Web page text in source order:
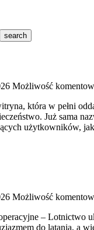
Możliwość
która w pełni
Już sama
użytkowników,
Możliwość
– Lotnictwo
do latania, a